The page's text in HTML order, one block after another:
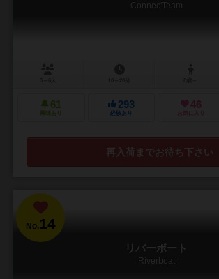
Connec'Team
61
興味あり
293
経験あり
46
お気に入り
再入荷までお待ち下さい
No.14
リバーボート
Riverboat